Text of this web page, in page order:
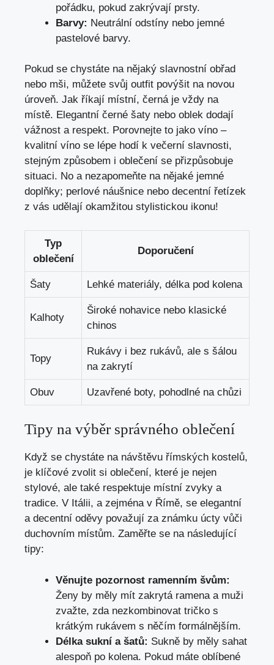
pořádku, pokud zakrývají prsty.
Barvy: Neutrální odstíny nebo jemné
pastelové barvy.
Pokud se chystáte na nějaký slavnostní obřad
nebo mši, můžete svůj outfit povýšit na novou
úroveň. Jak říkají místní, černá je vždy na
místě. Elegantní černé šaty nebo oblek dodají
vážnost a respekt. Porovnejte to jako víno –
kvalitní víno se lépe hodí k večerní slavnosti,
stejným způsobem i oblečení se přizpůsobuje
situaci. No a nezapomeňte na nějaké jemné
doplňky; perlové náušnice nebo decentní řetízek
z vás udělají okamžitou stylistickou ikonu!
Typ
oblečení
Doporučení
Šaty Lehké materiály, délka pod kolena
Kalhoty
Široké nohavice nebo klasické
chinos
Topy
Rukávy i bez rukávů, ale s šálou
na zakrytí
Obuv Uzavřené boty, pohodlné na chůzi
Tipy na výběr správného oblečení
Když se chystáte na návštěvu římských kostelů,
je klíčové zvolit si oblečení, které je nejen
stylové, ale také respektuje místní zvyky a
tradice. V Itálii, a zejména v Římě, se elegantní
a decentní oděvy považují za známku úcty vůči
duchovním místům. Zaměřte se na následující
tipy:
Věnujte pozornost ramenním švům:
Ženy by měly mít zakrytá ramena a muži
zvažte, zda nezkombinovat tričko s
krátkým rukávem s něčím formálnějším.
Délka sukní a šatů: Sukně by měly sahat
alespoň po kolena. Pokud máte oblíbené